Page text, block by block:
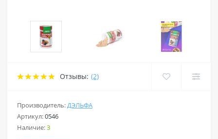
Отзывы: (2)
Производитель:ДЭЛЬФА
Артикул:0546
Наличие:3